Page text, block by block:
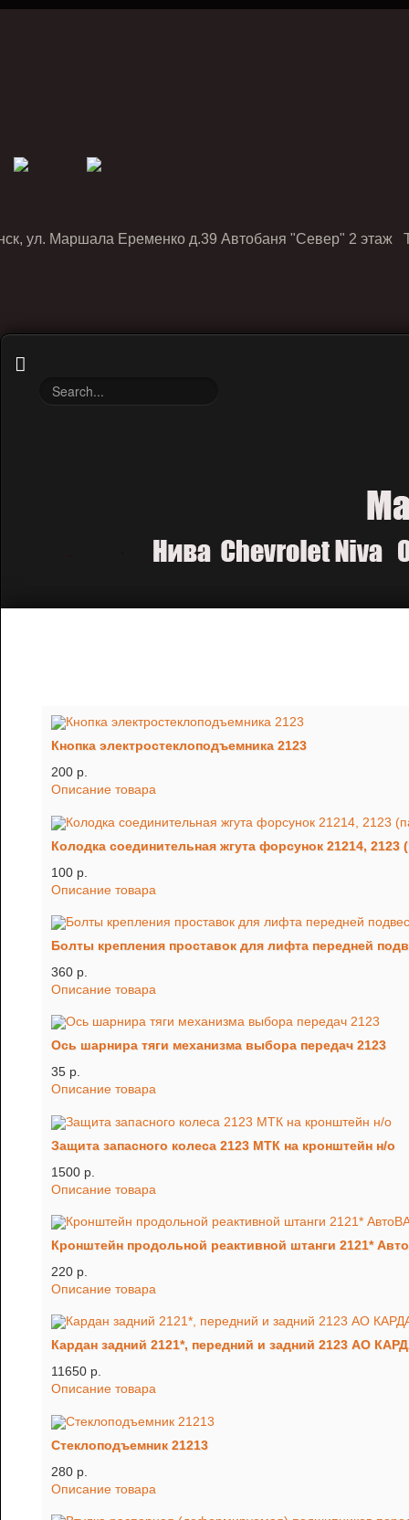
ул. Маршала Еременко д.39 Автобаня "Север" 2 этаж
Кнопка электростеклоподъемника 2123
200 p.
Описание товара
Колодка соединительная жгута форсунок 21214, 2123
100 p.
Описание товара
Болты крепления проставок для лифта передней
360 p.
Описание товара
Ось шарнира тяги механизма выбора передач 2123
35 p.
Описание товара
Защита запасного колеса 2123 МТК на кронштейн н/о
1500 p.
Описание товара
Кронштейн продольной реактивной штанги 2121*
220 p.
Описание товара
Кардан задний 2121*, передний и задний 2123 АО
11650 p.
Описание товара
Стеклоподъемник 21213
280 p.
Описание товара